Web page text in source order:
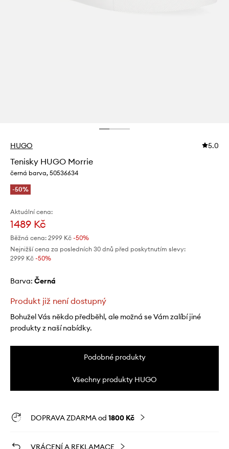
HUGO 5.0
Tenisky HUGO Morrie
černá barva, 50536634
-50%
Aktuální cena:
1489 Kč
Běžná cena: 2999 Kč -50%
Nejnižší cena za posledních 30 dnů před poskytnutím slevy:
2999 Kč -50%
Barva: černá
Produkt již není dostupný
Bohužel Vás někdo předběhl, ale možná se Vám zalíbí jiné
produkty z naší nabídky.
Podobné produkty
Všechny produkty HUGO
DOPRAVA ZDARMA od 1800 Kč
VRÁCENÍ A REKLAMACE